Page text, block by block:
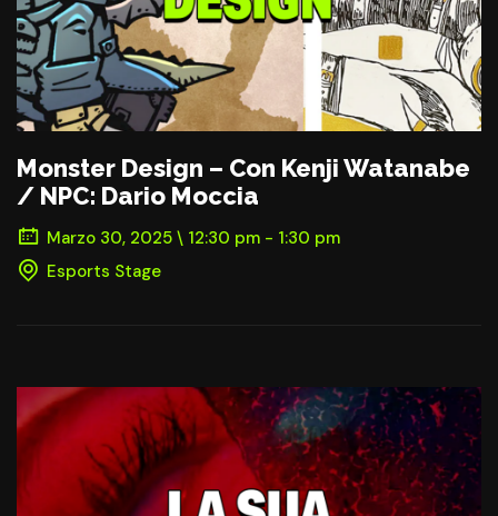
Monster Design – Con Kenji Watanabe
/ NPC: Dario Moccia
Marzo 30, 2025 \ 12:30 pm - 1:30 pm
Esports Stage